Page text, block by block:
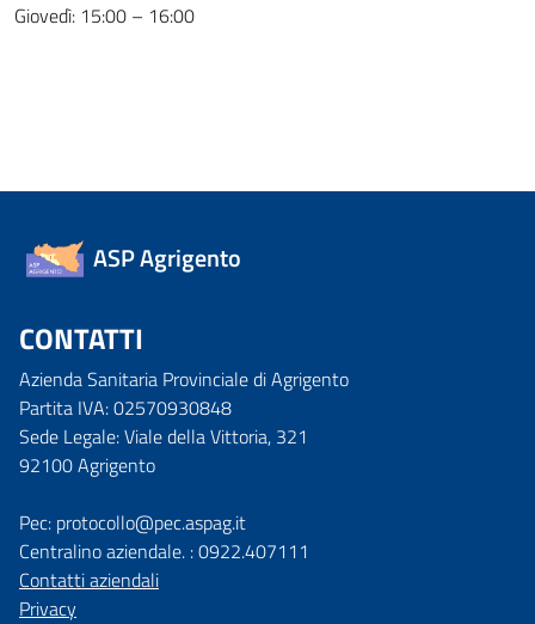
Giovedì: 15:00 – 16:00
ASP Agrigento
CONTATTI
Azienda Sanitaria Provinciale di Agrigento
Partita IVA: 02570930848
Sede Legale: Viale della Vittoria, 321
92100 Agrigento
Pec: protocollo@pec.aspag.it
Centralino aziendale. : 0922.407111
Contatti aziendali
Privacy